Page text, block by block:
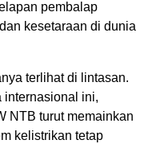
pembalap
kesetaraan di dunia
terlihat di lintasan.
internasional ini,
NTB turut memainkan
kelistrikan tetap